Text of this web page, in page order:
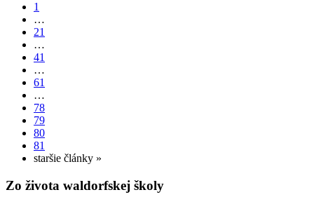
1
…
21
…
41
…
61
…
78
79
80
81
staršie články »
Zo života waldorfskej školy